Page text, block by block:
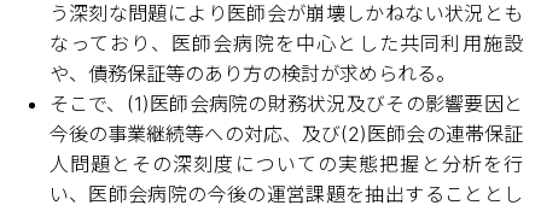
う深刻な問題により医師会が崩壊しかねない状況とも
なっており、医師会病院を中心とした共同利用施設
や、債務保証等のあり方の検討が求められる。
そこで、(1)医師会病院の財務状況及びその影響要因と
今後の事業継続等への対応、及び(2)医師会の連帯保証
人問題とその深刻度についての実態把握と分析を行
い、医師会病院の今後の運営課題を抽出することとし